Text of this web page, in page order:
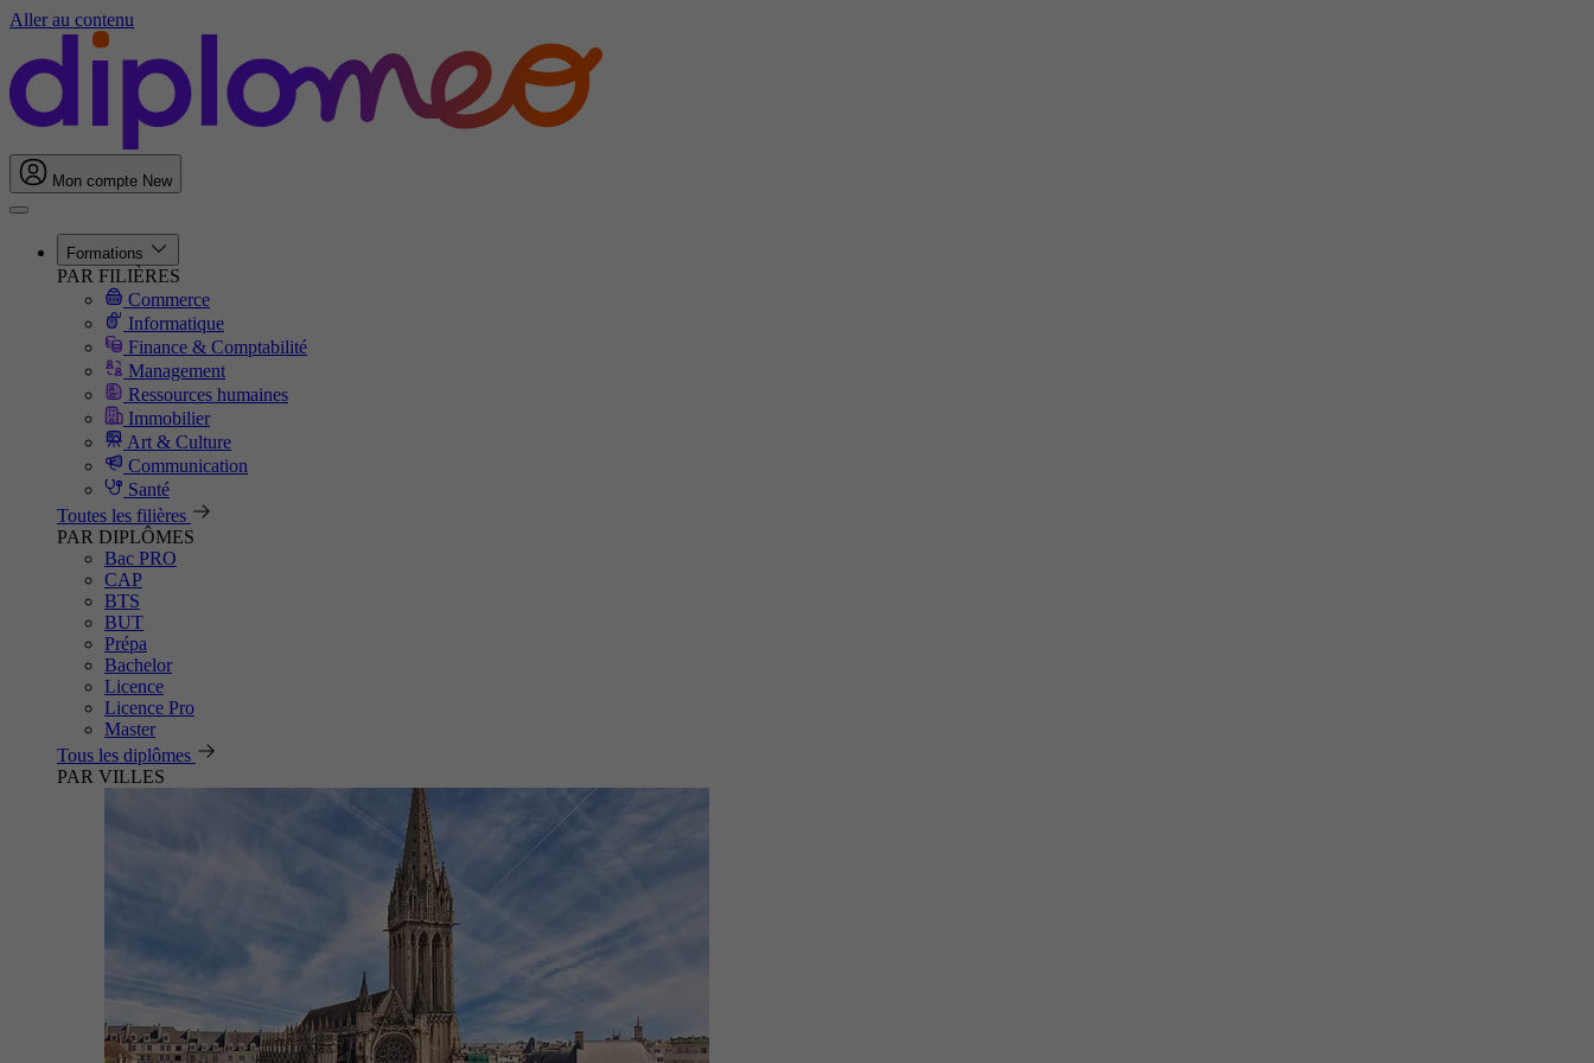
Aller au contenu
Mon compte New
Formations
PAR FILIÈRES
Commerce
Informatique
Finance & Comptabilité
Management
Ressources humaines
Immobilier
Art & Culture
Communication
Santé
Toutes les filières
PAR DIPLÔMES
Bac PRO
CAP
BTS
BUT
Prépa
Bachelor
Licence
Licence Pro
Master
Tous les diplômes
PAR VILLES